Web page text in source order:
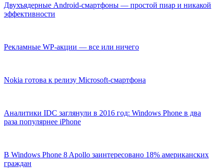
Двухъядерные Android-смартфоны — простой пиар и никакой
эффективности
Рекламные WP-акции — все или ничего
Nokia готова к релизу Microsoft-смартфона
Аналитики IDC заглянули в 2016 год: Windows Phone в два
раза популярнее iPhone
В Windows Phone 8 Apollo заинтересовано 18% американских
граждан